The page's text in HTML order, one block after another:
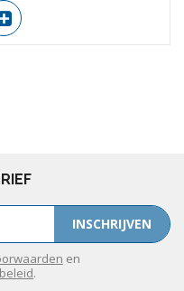
INSCHRIJVEN
en
.